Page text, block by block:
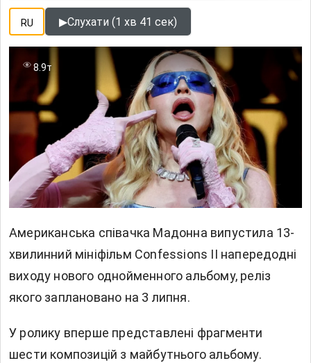
RU ▶Слухати (1 хв 41 сек)
8.9т
Американська співачка Мадонна випустила 13-
хвилинний мініфільм Confessions II напередодні
виходу нового однойменного альбому, реліз
якого заплановано на 3 липня.
У ролику вперше представлені фрагменти
шести композицій з майбутнього альбому.